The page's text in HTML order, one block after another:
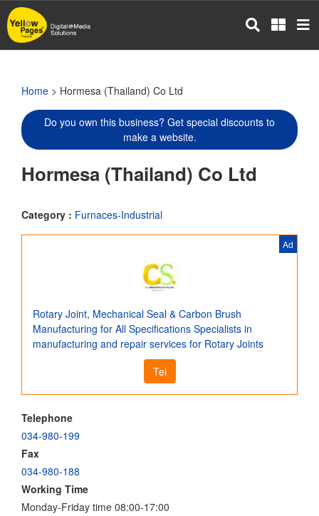
Skip
to
main
Home > Hormesa (Thailand) Co Ltd
Do you own this business? Get special discounts to
make a website.
Hormesa (Thailand) Co Ltd
Category : Furnaces-Industrial
Ad
Rotary Joint, Mechanical Seal & Carbon Brush
Manufacturing for All Specifications Specialists in
manufacturing and repair services for Rotary Joints
Tel
Telephone
034-980-199
Fax
034-980-188
Working Time
Monday-Friday time 08:00-17:00